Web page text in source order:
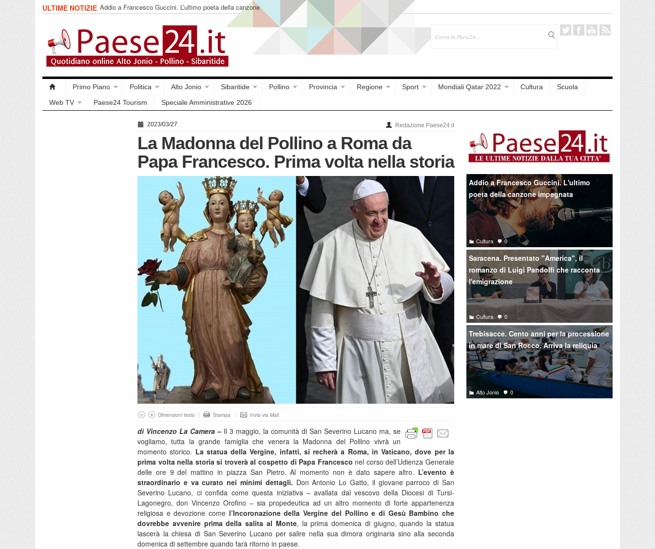
ULTIME NOTIZIE Addio a Francesco Guccini. L’ultimo poeta della canzone
impegnata
Primo Piano Politica Alto Jonio Sibaritide Pollino Provincia Regione Sport Mondiali Qatar 2022 Cultura
Scuola
Web TV
Paese24 Tourism Speciale Amministrative 2026
2023/03/27 Redazione Paese24.it
La Madonna del Pollino a Roma da
Papa Francesco. Prima volta nella storia
Dimensioni testo Stampa Invia via Mail
di Vincenzo La Camera – Il 3 maggio, la comunità di San Severino Lucano ma, se
vogliamo, tutta la grande famiglia che venera la Madonna del Pollino vivrà un
momento storico. La statua della Vergine, infatti, si recherà a Roma, in Vaticano, dove per la
prima volta nella storia si troverà al cospetto di Papa Francesco nel corso dell’Udienza Generale
delle ore 9 del mattino in piazza San Pietro. Al momento non è dato sapere altro. L’evento è
straordinario e va curato nei minimi dettagli. Don Antonio Lo Gatto, il giovane parroco di San
Severino Lucano, ci confida come questa iniziativa – avallata dal vescovo della Diocesi di Tursi-
Lagonegro, don Vincenzo Orofino – sia propedeutica ad un altro momento di forte appartenenza
religiosa e devozione come l’Incoronazione della Vergine del Pollino e di Gesù Bambino che
dovrebbe avvenire prima della salita al Monte, la prima domenica di giugno, quando la statua
lascerà la chiesa di San Severino Lucano per salire nella sua dimora originaria sino alla seconda
domenica di settembre quando farà ritorno in paese.
Addio a Francesco Guccini. L'ultimo
poeta della canzone impegnata
Cultura 0
Saracena. Presentato "America", il
romanzo di Luigi Pandolfi che racconta
l'emigrazione
Cultura 0
Trebisacce. Cento anni per la processione
in mare di San Rocco. Arriva la reliquia
Alto Jonio 0